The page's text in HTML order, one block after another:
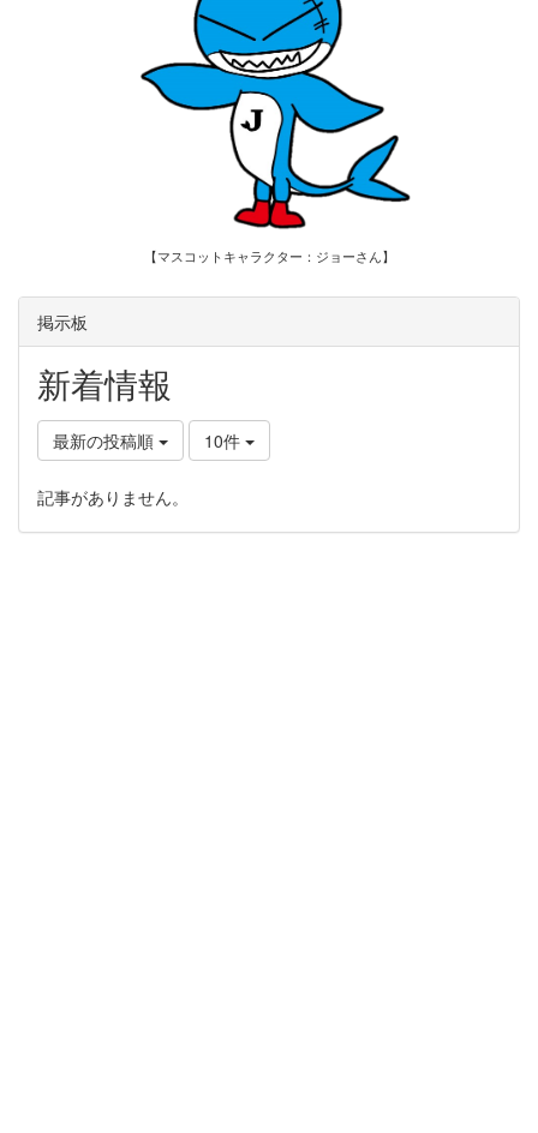
【マスコットキャラクター：ジョーさん】
掲示板
新着情報
最新の投稿順 10件
記事がありません。